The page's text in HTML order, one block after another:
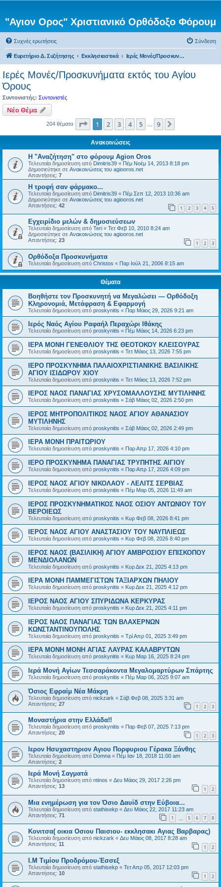
"Αγιον Ορος" Χριστιανικό Ορθόδοξο Φόρουμ
Συχνές ερωτήσεις Σύνδεση
Ευρετήριο Δ. Συζήτησης Εκκλησιαστικά Ιερές Μονές/Προσκυνήματα εκτός του Αγίου Όρους
Ιερές Μονές/Προσκυνήματα εκτός του Αγίου
Όρους
Συντονιστής: Συντονιστές
Νέο Θέμα
204 θέματα Σελίδα από9
1 2 3 4 5 9
Ανακοινώσεις
Η "Αναζήτηση" στο φόρουμ Agion Oros
Τελευταία δημοσίευση από Dimitris39 « Πέμ Νοέμ 14, 2013 8:18 pm
Δημοσιεύτηκε σε Ανακοινώσεις του agiooros.net
Απαντήσεις: 7
H τροφή σαν φάρμακο...
Τελευταία δημοσίευση από Dimitris39 « Πέμ Σεπ 12, 2013 10:36 am
Δημοσιεύτηκε σε Ανακοινώσεις του agiooros.net
Απαντήσεις: 42 1 2 3 4 5
Εγχειρίδιο μελών & δημοσιεύσεων
Τελευταία δημοσίευση από Teri « Τετ Φεβ 10, 2010 8:24 am
Δημοσιεύτηκε σε Ανακοινώσεις του agiooros.net
Απαντήσεις: 23 1 2 3
Ορθόδοξα Προσκυνήματα
Τελευταία δημοσίευση από Christos « Παρ Ιούλ 21, 2006 8:15 am
Θέματα
Βοηθήστε τον Προσκυνητή να Μεγαλώσει — Ορθόδοξη
Κληρονομιά, Μετάφραση & Εφαρμογή
Τελευταία δημοσίευση από proskynitis « Παρ Μάιος 29, 2026 9:21 am
Ιερός Ναός Αγίου Ραφαήλ Περαχώρι Ιθάκης
Τελευταία δημοσίευση από proskynitis « Πέμ Μάιος 14, 2026 6:23 pm
ΙΕΡΑ ΜΟΝΗ ΓΕΝΕΘΛΙΟΥ ΤΗΣ ΘΕΟΤΟΚΟΥ ΚΛΕΙΣΟΥΡΑΣ
Τελευταία δημοσίευση από proskynitis « Τετ Μάιος 13, 2026 7:55 pm
ΙΕΡΟ ΠΡΟΣΚΥΝΗΜΑ ΠΑΛΑΙΟΧΡΙΣΤΙΑΝΙΚΗΣ ΒΑΣΙΛΙΚΗΣ
ΑΓΙΟΥ ΙΣΙΔΩΡΟΥ ΧΙΟΥ
Τελευταία δημοσίευση από proskynitis « Τετ Μάιος 13, 2026 7:52 pm
ΙΕΡΟΣ ΝΑΟΣ ΠΑΝΑΓΙΑΣ ΧΡΥΣΟΜΑΛΛΟΥΣΗΣ ΜΥΤΙΛΗΝΗΣ
Τελευταία δημοσίευση από proskynitis « Σάβ Μάιος 02, 2026 2:50 pm
ΙΕΡΟΣ ΜΗΤΡΟΠΟΛΙΤΙΚΟΣ ΝΑΟΣ ΑΓΙΟΥ ΑΘΑΝΑΣΙΟΥ
ΜΥΤΙΛΗΝΗΣ
Τελευταία δημοσίευση από proskynitis « Σάβ Μάιος 02, 2026 2:49 pm
ΙΕΡΑ ΜΟΝΗ ΠΡΑΙΤΩΡΙΟΥ
Τελευταία δημοσίευση από proskynitis « Παρ Απρ 17, 2026 4:10 pm
ΙΕΡΟ ΠΡΟΣΚΥΝΗΜΑ ΠΑΝΑΓΙΑΣ ΤΡΥΠΗΤΗΣ ΑΙΓΙΟΥ
Τελευταία δημοσίευση από proskynitis « Παρ Απρ 17, 2026 4:09 pm
ΙΕΡΟΣ ΝΑΟΣ ΑΓΙΟΥ ΝΙΚΟΛΑΟΥ - ΛΕΛΙΤΣ ΣΕΡΒΙΑΣ
Τελευταία δημοσίευση από proskynitis « Πέμ Μαρ 05, 2026 11:49 am
ΙΕΡΟΣ ΠΡΟΣΚΥΝΗΜΑΤΙΚΟΣ ΝΑΟΣ ΟΣΙΟΥ ΑΝΤΩΝΙΟΥ ΤΟΥ
ΒΕΡΟΙΕΩΣ
Τελευταία δημοσίευση από proskynitis « Κυρ Φεβ 08, 2026 8:41 pm
ΙΕΡΟΣ ΝΑΟΣ ΑΓΙΟΥ ΑΝΑΣΤΑΣΙΟΥ ΤΟΥ ΝΑΥΠΛΙΕΩΣ
Τελευταία δημοσίευση από proskynitis « Κυρ Φεβ 08, 2026 8:40 pm
ΙΕΡΟΣ ΝΑΟΣ (ΒΑΣΙΛΙΚΗ) ΑΓΙΟΥ ΑΜΒΡΟΣΙΟΥ ΕΠΙΣΚΟΠΟΥ
ΜΕΝΔΙΟΛΑΝΩΝ
Τελευταία δημοσίευση από proskynitis « Κυρ Δεκ 21, 2025 4:13 pm
ΙΕΡΑ ΜΟΝΗ ΠΑΜΜΕΓΙΣΤΩΝ ΤΑΞΙΑΡΧΩΝ ΠΗΛΙΟΥ
Τελευταία δημοσίευση από proskynitis « Κυρ Δεκ 21, 2025 4:12 pm
ΙΕΡΟΣ ΝΑΟΣ ΑΓΙΟΥ ΣΠΥΡΙΔΩΝΑ ΚΕΡΚΥΡΑΣ
Τελευταία δημοσίευση από proskynitis « Κυρ Δεκ 21, 2025 4:11 pm
ΙΕΡΟΣ ΝΑΟΣ ΠΑΝΑΓΙΑΣ ΤΩΝ ΒΛΑΧΕΡΝΩΝ
ΚΩΝΣΤΑΝΤΙΝΟΥΠΟΛΗΣ
Τελευταία δημοσίευση από proskynitis « Τρί Απρ 01, 2025 3:49 pm
ΙΕΡΑ ΜΟΝΗ ΜΟΝΗ ΑΓΙΑΣ ΛΑΥΡΑΣ ΚΑΛΑΒΡΥΤΩΝ
Τελευταία δημοσίευση από proskynitis « Κυρ Μαρ 16, 2025 8:24 pm
Ιερά Μονή Αγίων Τεσσαράκοντα Μεγαλομαρτύρων Σπάρτης
Τελευταία δημοσίευση από proskynitis « Πέμ Μαρ 06, 2025 9:07 am
Όσιος Εφραίμ Νέα Μάκρη
Τελευταία δημοσίευση από nickzark « Σάβ Φεβ 08, 2025 3:31 am
Απαντήσεις: 27 1 2 3
Μοναστήρια στην Ελλάδα!!
Τελευταία δημοσίευση από proskynitis « Παρ Φεβ 07, 2025 7:13 pm
Απαντήσεις: 20 1 2 3
Ιερον Ησυχαστηριον Αγιου Πορφυριου Γέρακα Ξάνθης
Τελευταία δημοσίευση από Domna « Πέμ Ιαν 18, 2018 11:00 am
Απαντήσεις: 2
Ιερά Μονή Σαγματά
Τελευταία δημοσίευση από ntinos « Δευ Μάιος 29, 2017 2:26 pm
Απαντήσεις: 13 1 2
Μια ενημέρωση για τον Όσιο Δαυίδ στην Εύβοια...
Τελευταία δημοσίευση από stathisekp « Δευ Μάιος 22, 2017 11:23 am
Απαντήσεις: 71 1 5 6 7 8
Κονιτσα( οικια Οσιου Παισιου- εκκλησακι Αγιας Βαρβαρας)
Τελευταία δημοσίευση από nickzark « Δευ Μάιος 08, 2017 8:28 am
Απαντήσεις: 11 1 2
Ι.Μ Τιμίου Προδρόμου-Έσσεξ
Τελευταία δημοσίευση από stathisekp « Τετ Απρ 05, 2017 12:03 pm
Απαντήσεις: 10 1 2